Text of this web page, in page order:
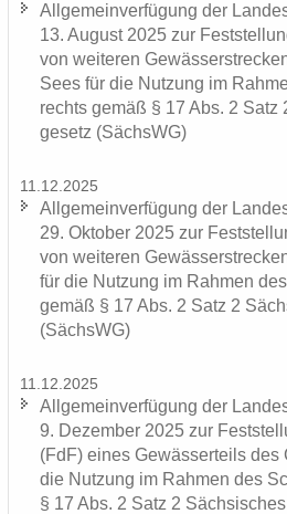
All­ge­mein­ver­fü­gung der
13. Au­gust 2025 zur
von wei­te­ren
Sees für die Nut­zung im
rechts gemäß § 17 Abs. 2
ge­setz (SächsWG)
11.12.2025
All­ge­mein­ver­fü­gung der
29. Ok­to­ber 2025 zur
von wei­te­ren
für die Nut­zung im Rah­men
gemäß § 17 Abs. 2 Satz 2
(SächsWG)
11.12.2025
All­ge­mein­ver­fü­gung der
9. De­zem­ber 2025 zur
(FdF) eines Ge­wäs­ser­teils des
die Nut­zung im Rah­men des
§ 17 Abs. 2 Satz 2